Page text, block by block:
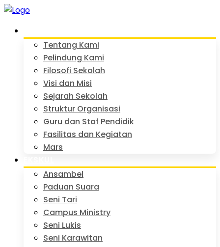
Tentang Kami
Pelindung Kami
Filosofi Sekolah
Visi dan Misi
Sejarah Sekolah
Struktur Organisasi
Guru dan Staf Pendidik
Fasilitas dan Kegiatan
Mars
Ansambel
Paduan Suara
Seni Tari
Campus Ministry
Seni Lukis
Seni Karawitan